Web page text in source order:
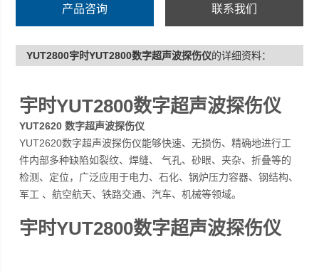
产品咨询 联系我们
YUT2800宇时YUT2800数字超声波探伤仪的详细资料：
宇时YUT2800数字超声波探伤仪
YUT2620 数字超声波探伤仪
YUT2620数字超声波探伤仪能够快速、无损伤、精确地进行工
件内部多种缺陷如裂纹、焊缝、 气孔、砂眼、夹杂、折叠等的
检测、定位，广泛应用于电力、石化、锅炉压力容器、钢结构、
军工 、航空航天、铁路交通、汽车、机械等领域。
宇时YUT2800数字超声波探伤仪